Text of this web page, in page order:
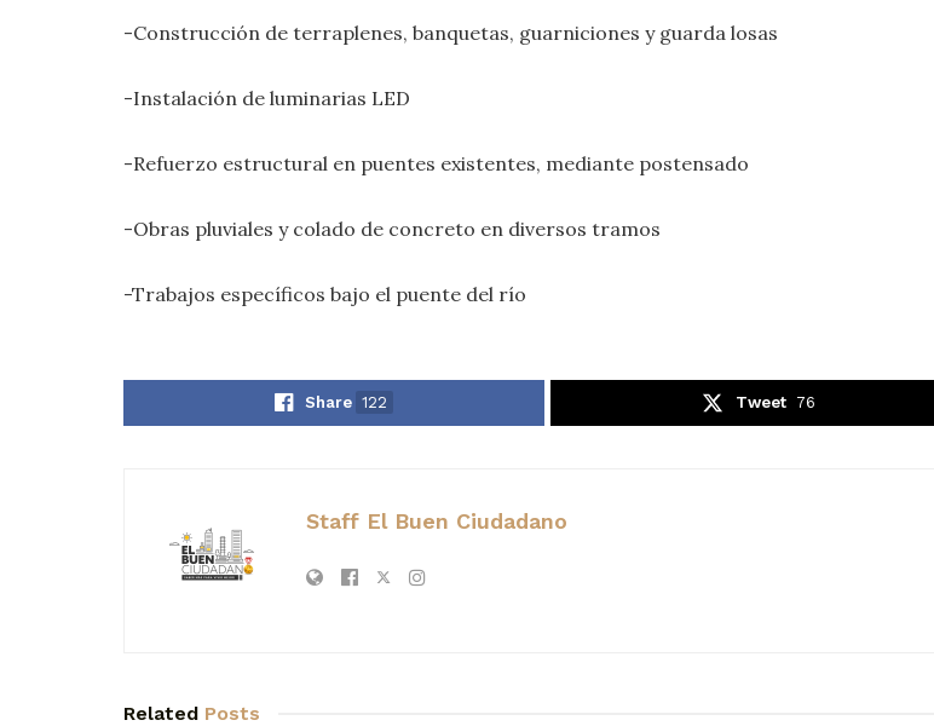
-Construcción de terraplenes, banquetas, guarniciones y guarda losas
-Instalación de luminarias LED
-Refuerzo estructural en puentes existentes, mediante postensado
-Obras pluviales y colado de concreto en diversos tramos
-Trabajos específicos bajo el puente del río
Share 122 Tweet 76
Staff El Buen Ciudadano
Related Posts